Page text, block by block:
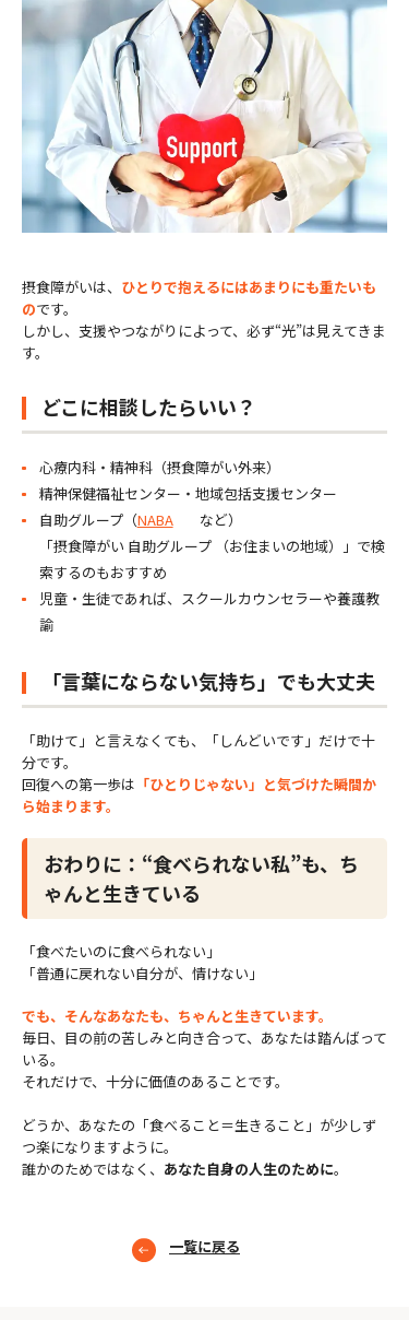
摂食障がいは、 ひとりで抱えるにはあまりにも重たいも
のです。
しかし、支援やつながりによって、必ず“光”は見えてきま
す。
どこに相談したらいい？
心療内科・精神科（摂食障がい外来）
精神保健福祉センター・地域包括支援センター
自助グループ（NABA
など）
「摂食障がい 自助グループ （お住まいの地域）」で検
索するのもおすすめ
児童・生徒であれば、スクールカウンセラーや養護教
諭
「言葉にならない気持ち」でも大丈夫
「助けて」と言えなくても、「しんどいです」だけで十
分です。
回復への第一歩は 「ひとりじゃない」と気づけた瞬間か
ら始まります。
おわりに：“食べられない私”も、ち
ゃんと生きている
「食べたいのに食べられない」
「普通に戻れない自分が、情けない」
でも、そんなあなたも、ちゃんと生きています。
毎日、目の前の苦しみと向き合って、あなたは踏んばって
いる。
それだけで、十分に価値のあることです。
どうか、あなたの「食べること＝生きること」が少しず
つ楽になりますように。
誰かのためではなく、 あなた自身の人生のために。
一覧に戻る